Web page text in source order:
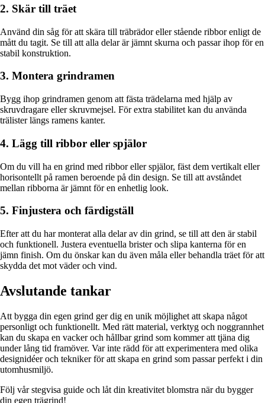
2. Skär till träet
Använd din såg för att skära till träbrädor eller stående ribbor enligt de
mått du tagit. Se till att alla delar är jämnt skurna och passar ihop för en
stabil konstruktion.
3. Montera grindramen
Bygg ihop grindramen genom att fästa trädelarna med hjälp av
skruvdragare eller skruvmejsel. För extra stabilitet kan du använda
trälister längs ramens kanter.
4. Lägg till ribbor eller spjälor
Om du vill ha en grind med ribbor eller spjälor, fäst dem vertikalt eller
horisontellt på ramen beroende på din design. Se till att avståndet
mellan ribborna är jämnt för en enhetlig look.
5. Finjustera och färdigställ
Efter att du har monterat alla delar av din grind, se till att den är stabil
och funktionell. Justera eventuella brister och slipa kanterna för en
jämn finish. Om du önskar kan du även måla eller behandla träet för att
skydda det mot väder och vind.
Avslutande tankar
Att bygga din egen grind ger dig en unik möjlighet att skapa något
personligt och funktionellt. Med rätt material, verktyg och noggrannhet
kan du skapa en vacker och hållbar grind som kommer att tjäna dig
under lång tid framöver. Var inte rädd för att experimentera med olika
designidéer och tekniker för att skapa en grind som passar perfekt i din
utomhusmiljö.
Följ vår stegvisa guide och låt din kreativitet blomstra när du bygger
din egen trägrind!